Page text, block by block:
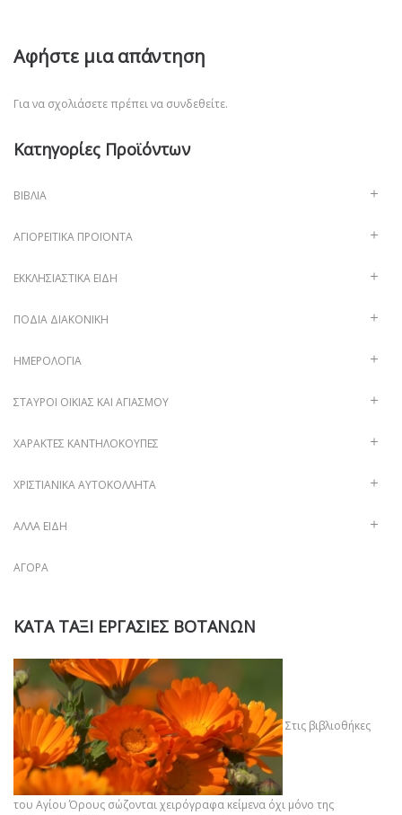
Αφήστε μια απάντηση
Για να σχολιάσετε πρέπει να συνδεθείτε.
Κατηγορίες Προϊόντων
ΒΙΒΛΊΑ
ΑΓΙΟΡΕΊΤΙΚΑ ΠΡΟΪΌΝΤΑ
ΕΚΚΛΗΣΙΑΣΤΙΚΆ ΕΊΔΗ
ΠΟΔΙΆ ΔΙΑΚΟΝΙΚΉ
ΗΜΕΡΟΛΌΓΙΑ
ΣΤΑΥΡΟΊ ΟΙΚΊΑΣ ΚΑΙ ΑΓΙΑΣΜΟΎ
ΧΑΡΑΚΤΈΣ ΚΑΝΤΗΛΌΚΟΥΠΕΣ
ΧΡΙΣΤΙΑΝΙΚΆ ΑΥΤΟΚΌΛΛΗΤΑ
ΑΛΛΑ ΕΙΔΗ
ΑΓΟΡΆ
ΚΑΤΑ ΤΑΞΙ ΕΡΓΑΣΙΕΣ ΒΟΤΑΝΩΝ
Στις βιβλιοθήκες
του Αγίου Όρους σώζονται χειρόγραφα κείμενα όχι μόνο της